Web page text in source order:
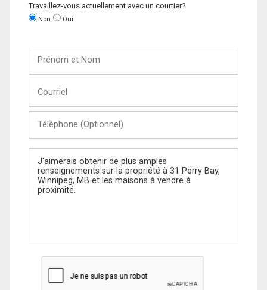
Travaillez-vous actuellement avec un courtier?
Non Oui
Nom
(Optionnel)
Message